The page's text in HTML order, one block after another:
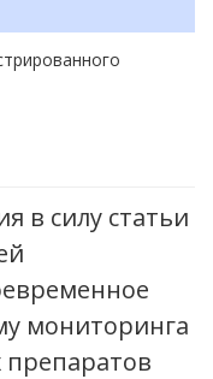
в силу статьи
мониторинга